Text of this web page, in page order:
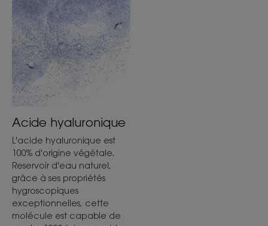
Acide hyaluronique
L'acide hyaluronique est
100% d'origine végétale.
Reservoir d'eau naturel,
grâce à ses propriétés
hygroscopiques
exceptionnelles, cette
molécule est capable de